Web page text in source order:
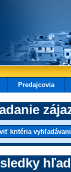
Predajcovia